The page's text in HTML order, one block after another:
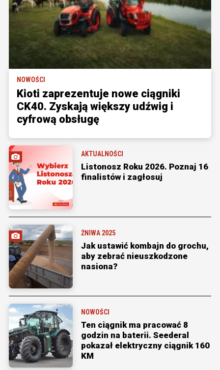
NOWOŚCI
Kioti zaprezentuje nowe ciągniki
CK40. Zyskają większy udźwig i
cyfrową obsługę
AKTUALNOŚCI
Listonosz Roku 2026. Poznaj 16
finalistów i zagłosuj
ŻNIWA 2025
Jak ustawić kombajn do grochu,
aby zebrać nieuszkodzone
nasiona?
NOWOŚCI
Ten ciągnik ma pracować 8
godzin na baterii. Seederal
pokazał elektryczny ciągnik 160
KM